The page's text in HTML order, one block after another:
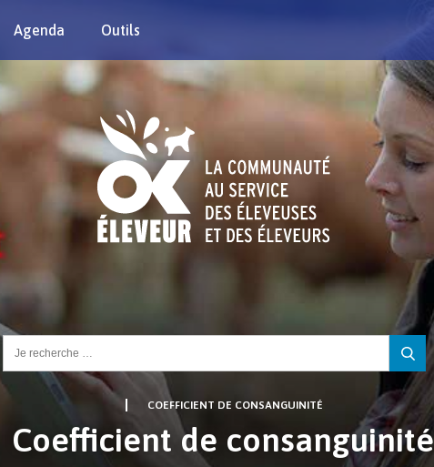
Agenda Outils
Rechercher :
COEFFICIENT DE CONSANGUINITÉ
Coefficient de consanguinité